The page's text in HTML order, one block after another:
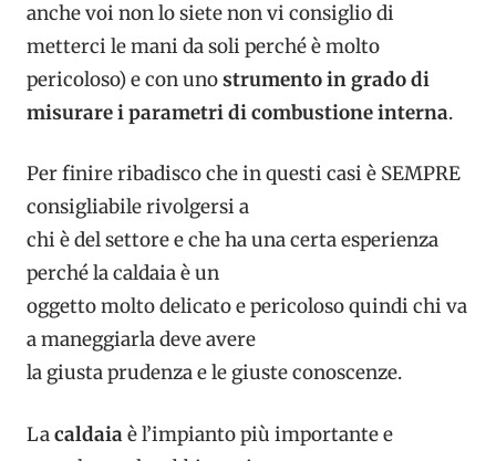
anche voi non lo siete non vi consiglio di
metterci le mani da soli perché è molto
pericoloso) e con unostrumento in grado di
misurare i parametri di combustione interna.
Per finire ribadisco che in questi casi è SEMPRE
consigliabile rivolgersi a
chi è del settore e che ha una certa esperienza
perché la caldaia è un
oggetto molto delicato e pericoloso quindi chi va
a maneggiarla deve avere
la giusta prudenza e le giuste conoscenze.
Lacaldaiaè l’impianto più importante e